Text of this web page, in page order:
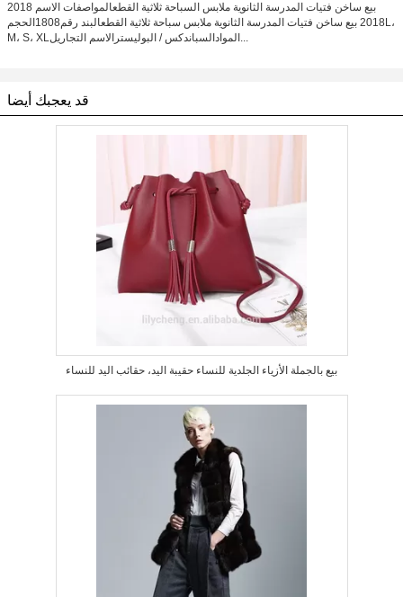
2018 بيع ساخن فتيات المدرسة الثانوية ملابس السباحة ثلاثية القطعالمواصفات الاسم
2018 بيع ساخن فتيات المدرسة الثانوية ملابس سباحة ثلاثية القطعالبند رقم1808الحجمL،
M، S، XLالموادالسباندكس / البوليسترالاسم التجاريل...
قد يعجبك أيضا
بيع بالجملة الأزياء الجلدية للنساء حقيبة اليد، حقائب اليد للنساء